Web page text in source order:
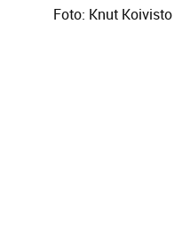
Foto: Knut Koivisto